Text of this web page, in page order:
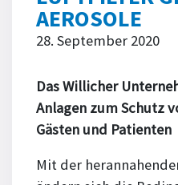
AEROSOLE
28. September 2020
Das Willicher
Anlagen zum Schutz
Gästen und Patienten
Mit der